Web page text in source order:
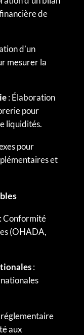
de
d’un
mesurer la
: Élaboration
pour
liquidités.
pour
et
: Conformité
(OHADA,
:
réglementaire
aux